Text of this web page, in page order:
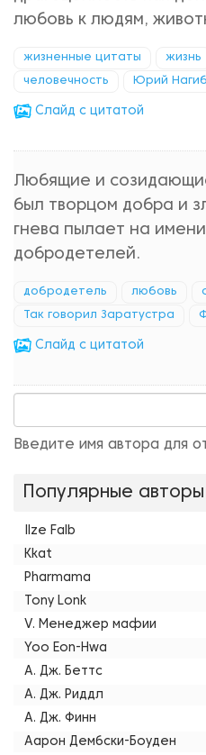
любовь к людям,
жизненные цитаты жизнь
человечность Юрий
Cлайд с цитатой
Любящие и
был творцом добра и
гнева пылает на
добродетелей.
добродетель любовь
Так говорил Заратустра
Cлайд с цитатой
Введите имя автора для
Популярные авторы
Ilze Falb
Kkat
Pharmama
Tony Lonk
V. Менеджер мафии
Yoo Eon-Hwa
А. Дж. Беттс
А. Дж. Риддл
А. Дж. Финн
Аарон Дембски-Боуден